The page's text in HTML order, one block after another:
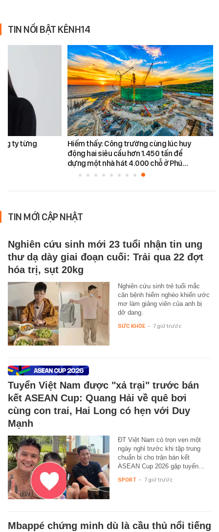
TIN NỔI BẬT KÊNH14
ty từng
Hiếm thấy: Công trường cùng lúc huy
động hai siêu cẩu hơn 1.450 tấn để
dựng một nhà hát 4.000 chỗ ở Phú…
TIN MỚI CẬP NHẬT
Nghiên cứu sinh mới 23 tuổi nhận tin ung
thư dạ dày giai đoạn cuối: Trải qua 22 đợt
hóa trị, sụt 20kg
Nghiên cứu sinh trẻ tuổi mắc
căn bệnh hiểm nghèo khiến ước
mơ làm giảng viên của anh bị
dở dang.
SỨC KHỎE - 7 giờ trước
Tuyển Việt Nam được "xả trại" trước bán
kết ASEAN Cup: Quang Hải về quê bơi
cùng con trai, Hai Long có hẹn với Duy
Mạnh
ĐT Việt Nam có trọn vẹn một
ngày nghỉ trước khi tập trung
chuẩn bị cho trận bán kết
ASEAN Cup 2026 gặp tuyển…
SPORT - 7 giờ trước
Mbappé chứng minh dù là cầu thủ nổi tiếng